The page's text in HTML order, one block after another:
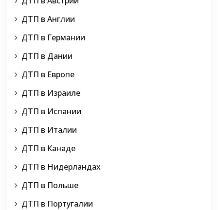
ДТП в Англии
ДТП в Германии
ДТП в Дании
ДТП в Европе
ДТП в Израиле
ДТП в Испании
ДТП в Италии
ДТП в Канаде
ДТП в Нидерландах
ДТП в Польше
ДТП в Португалии